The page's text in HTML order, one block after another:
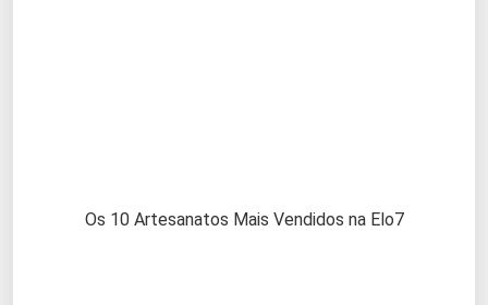
Os 10 Artesanatos Mais Vendidos na Elo7